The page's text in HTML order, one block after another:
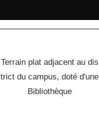
Terrain plat adjacent au dis
trict du campus, doté d'une
Bibliothèque